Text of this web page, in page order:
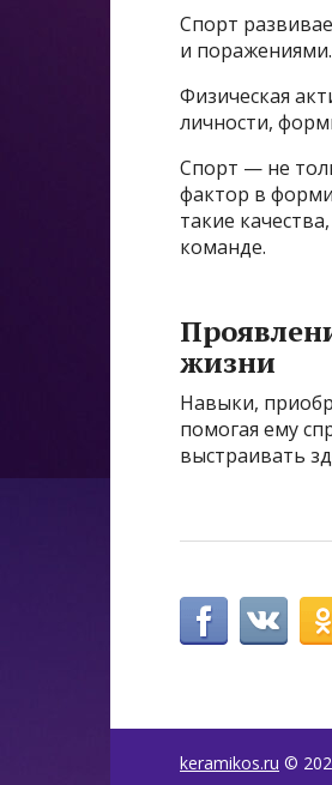
Спорт
и поражениями.
Физическая
личности,
Спорт — не
фактор в
такие
команде.
жизни
Навыки,
помогая ему
выстраивать
keramikos.ru ©